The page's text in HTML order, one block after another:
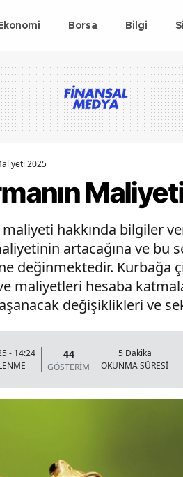
Ekonomi Borsa Bilgi
2025
hakkında bilgiler
artacağına ve bu
değinmektedir. Kurbağa
maliyetleri hesaba
değişiklikleri ve
- 14:24
44
GÖSTERİM
5 Dakika
OKUNMA SÜRESİ